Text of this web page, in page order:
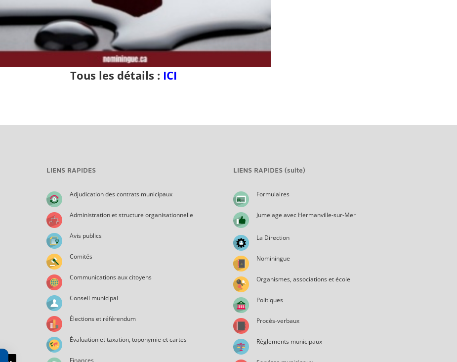
Tous les détails : ICI
LIENS RAPIDES
Adjudication des contrats municipaux
Administration et structure organisationnelle
Avis publics
Comités
Communications aux citoyens
Conseil municipal
Élections et référendum
Évaluation et taxation, toponymie et cartes
Finances
LIENS RAPIDES (suite)
Formulaires
Jumelage avec Hermanville-sur-Mer
La Direction
Nominingue
Organismes, associations et école
Politiques
Procès-verbaux
Règlements municipaux